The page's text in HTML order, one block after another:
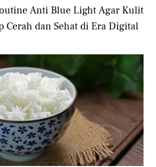
Anti Blue Light Agar Kulit
Cerah dan Sehat di Era Digital